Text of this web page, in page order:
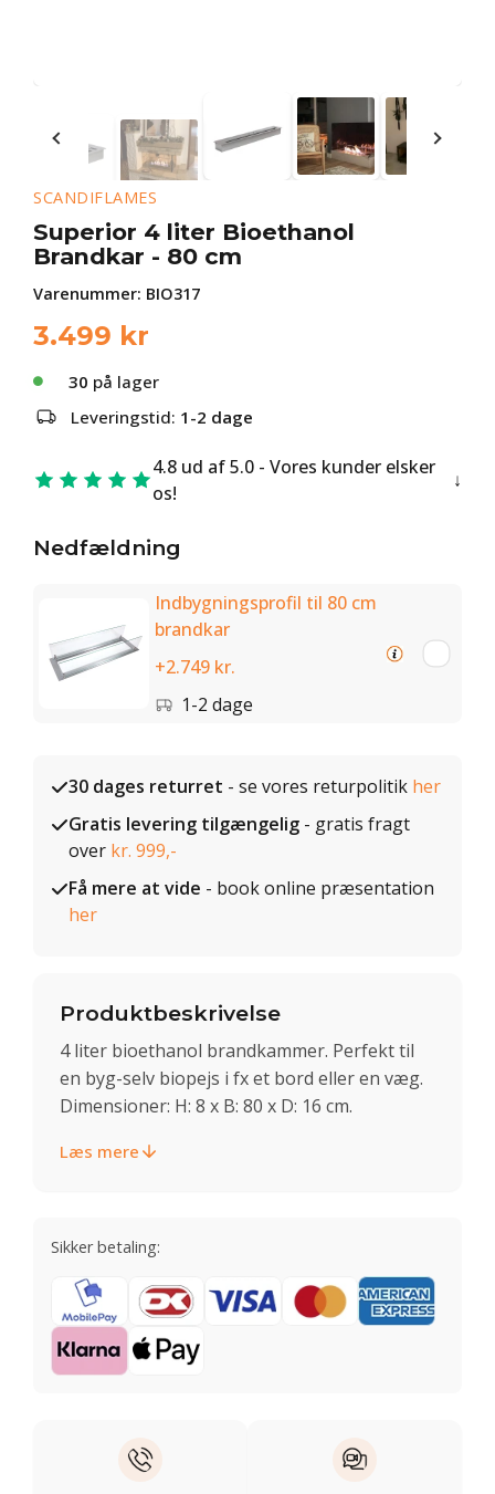
SCANDIFLAMES
Superior 4 liter Bioethanol
Brandkar - 80 cm
Varenummer: BIO317
3.499 kr
30 på lager
Leveringstid: 1-2 dage
4.8 ud af 5.0 - Vores kunder elsker
os!
Nedfældning
Indbygningsprofil til 80 cm
brandkar
+2.749 kr.
1-2 dage
30 dages returret - se vores returpolitik her
Gratis levering tilgængelig - gratis fragt
over kr. 999,-
Få mere at vide - book online præsentation
her
Produktbeskrivelse
4 liter bioethanol brandkammer. Perfekt til
en byg-selv biopejs i fx et bord eller en væg.
Dimensioner: H: 8 x B: 80 x D: 16 cm.
Læs mere
Sikker betaling: